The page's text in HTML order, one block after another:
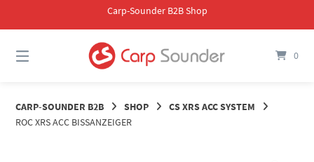
Carp-Sounder B2B Shop
0
CARP-SOUNDER B2B SHOP
CS XRS ACC SYSTEM
ROC XRS ACC BISSANZEIGER